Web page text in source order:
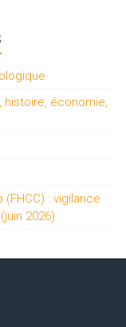
histoire, économie,
: vigilance
2026)